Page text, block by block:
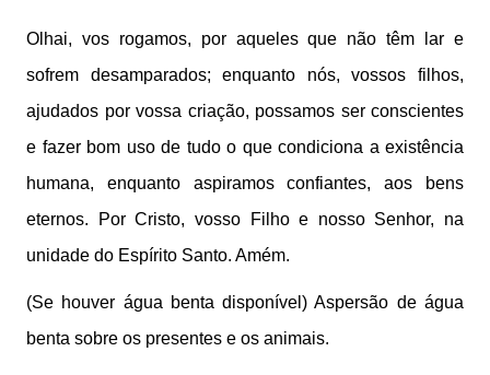
Olhai, vos rogamos, por aqueles que não têm lar e
sofrem desamparados; enquanto nós, vossos filhos,
ajudados por vossa criação, possamos ser conscientes
e fazer bom uso de tudo o que condiciona a existência
humana, enquanto aspiramos confiantes, aos bens
eternos. Por Cristo, vosso Filho e nosso Senhor, na
unidade do Espírito Santo. Amém.
(Se houver água benta disponível) Aspersão de água
benta sobre os presentes e os animais.